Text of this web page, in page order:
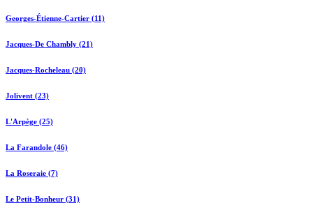
Georges-Étienne-Cartier (11)
Jacques-De Chambly (21)
Jacques-Rocheleau (20)
Jolivent (23)
L'Arpège (25)
La Farandole (46)
La Roseraie (7)
Le Petit-Bonheur (31)